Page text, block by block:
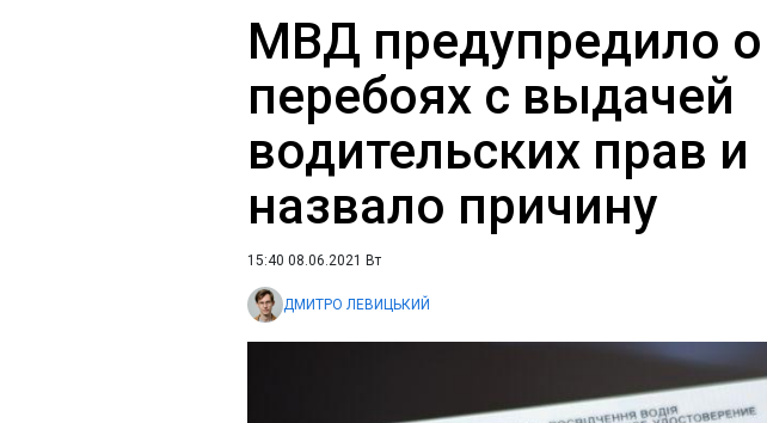
МВД предупредило о
перебоях с выдачей
водительских прав и
назвало причину
15:40 08.06.2021 Вт
ДМИТРО ЛЕВИЦЬКИЙ